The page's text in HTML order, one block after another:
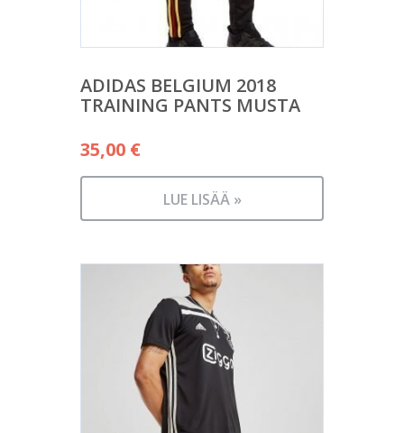
ADIDAS BELGIUM 2018
TRAINING PANTS MUSTA
35,00 €
LUE LISÄÄ »